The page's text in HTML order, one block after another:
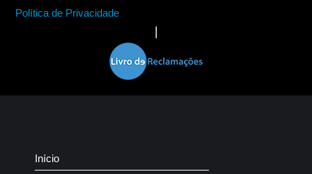
Política de Privacidade
|
Início